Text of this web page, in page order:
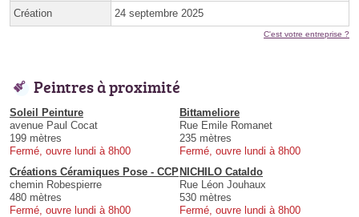
Création 24 septembre 2025
C'est votre entreprise ?
Peintres à proximité
Soleil Peinture
avenue Paul Cocat
199 mètres
Fermé, ouvre lundi à 8h00
Bittameliore
Rue Emile Romanet
235 mètres
Fermé, ouvre lundi à 8h00
Créations Céramiques Pose - CCP
chemin Robespierre
480 mètres
Fermé, ouvre lundi à 8h00
NICHILO Cataldo
Rue Léon Jouhaux
530 mètres
Fermé, ouvre lundi à 8h00